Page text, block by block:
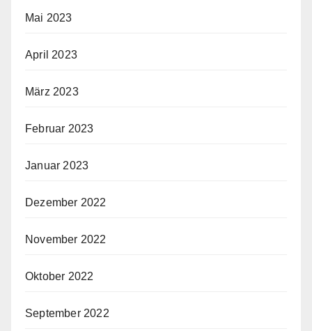
Mai 2023
April 2023
März 2023
Februar 2023
Januar 2023
Dezember 2022
November 2022
Oktober 2022
September 2022